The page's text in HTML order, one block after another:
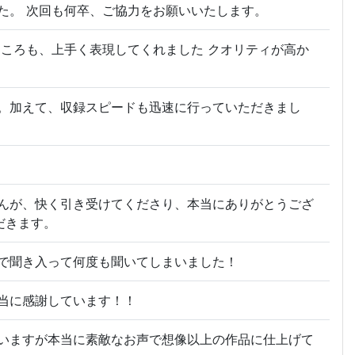
次回も何卒、ご協力をお願いいたします。
ろも、上手く表現してくれました クオリティが高か
えて、収録スピードも迅速に行っていただきまし
が、快く引き受けてくださり、本当にありがとうござ
ます。
き入って何度も聞いてしまいました！
に感謝しています！！
すが本当に素敵なお声で想像以上の作品に仕上げて